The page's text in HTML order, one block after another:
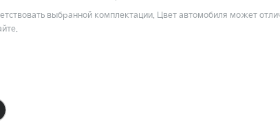
выбранной комплектации. Цвет автомобиля может